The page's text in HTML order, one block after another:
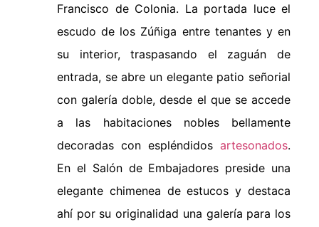
Francisco de Colonia. La portada luce el
escudo de los Zúñiga entre tenantes y en
su interior, traspasando el zaguán de
entrada, se abre un elegante patio señorial
con galería doble, desde el que se accede
a las habitaciones nobles bellamente
decoradas con espléndidos artesonados.
En el Salón de Embajadores preside una
elegante chimenea de estucos y destaca
ahí por su originalidad una galería para los